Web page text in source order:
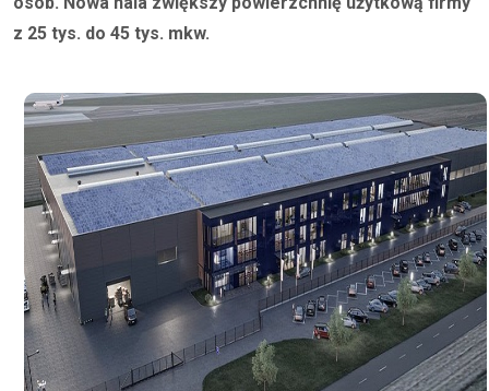
z 25 tys. do 45 tys. mkw.